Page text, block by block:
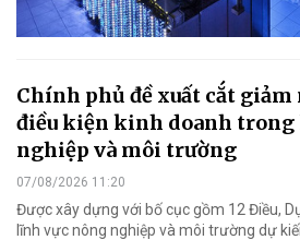
Chính phủ đề xuất cắt
điều kiện kinh doanh
nghiệp và môi trường
07/08/2026 11:20
Được xây dựng với bố cục gồm 12 Điều,
lĩnh vực nông nghiệp và môi trường dự